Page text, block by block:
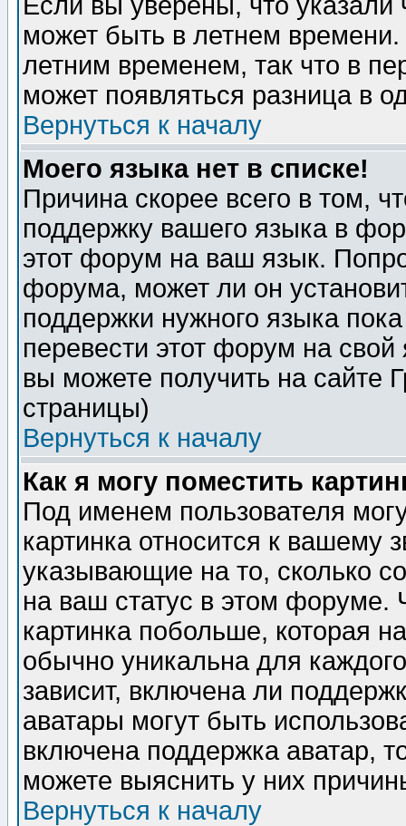
может быть в летнем
летним временем, так что в
может появляться разница в
Вернуться к началу
Моего языка нет в списке!
Причина скорее всего в том,
поддержку вашего языка в
этот форум на ваш язык.
форума, может ли он
поддержки нужного языка
перевести этот форум на
вы можете получить на сайте
страницы)
Вернуться к началу
Как я могу поместить
Под именем пользователя
картинка относится к вашему
указывающие на то, сколько
на ваш статус в этом форуме.
картинка побольше, которая
обычно уникальна для
зависит, включена ли
аватары могут быть
включена поддержка аватар,
можете выяснить у них
Вернуться к началу